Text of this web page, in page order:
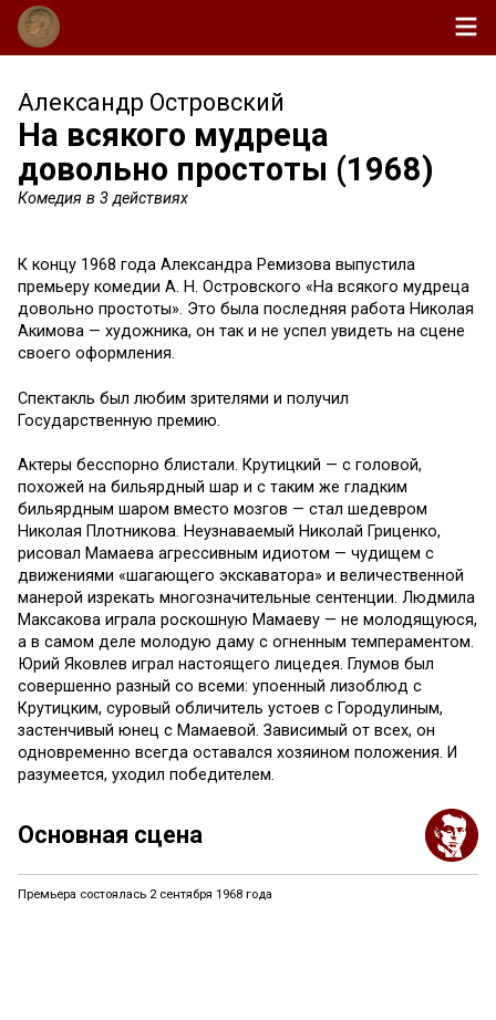
Александр Островский
На всякого мудреца
довольно простоты (1968)
Комедия в 3 действиях
К концу 1968 года Александра Ремизова выпустила
премьеру комедии А. Н. Островского «На всякого мудреца
довольно простоты». Это была последняя работа Николая
Акимова — художника, он так и не успел увидеть на сцене
своего оформления.
Спектакль был любим зрителями и получил
Государственную премию.
Актеры бесспорно блистали. Крутицкий — с головой,
похожей на бильярдный шар и с таким же гладким
бильярдным шаром вместо мозгов — стал шедевром
Николая Плотникова. Неузнаваемый Николай Гриценко,
рисовал Мамаева агрессивным идиотом — чудищем с
движениями «шагающего экскаватора» и величественной
манерой изрекать многозначительные сентенции. Людмила
Максакова играла роскошную Мамаеву — не молодящуюся,
а в самом деле молодую даму с огненным темпераментом.
Юрий Яковлев играл настоящего лицедея. Глумов был
совершенно разный со всеми: упоенный лизоблюд с
Крутицким, суровый обличитель устоев с Городулиным,
застенчивый юнец с Мамаевой. Зависимый от всех, он
одновременно всегда оставался хозяином положения. И
разумеется, уходил победителем.
Основная сцена
Премьера состоялась 2 сентября 1968 года